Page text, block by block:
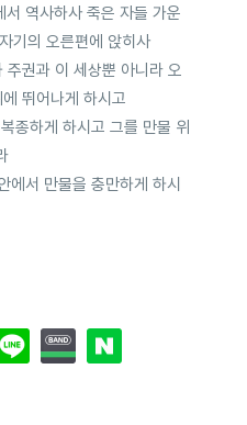
역사하사 죽은 자들 가운
기의 오른편에 앉히사
권과 이 세상뿐 아니라 오
뛰어나게 하시고
종하게 하시고 그를 만물 위
서 만물을 충만하게 하시